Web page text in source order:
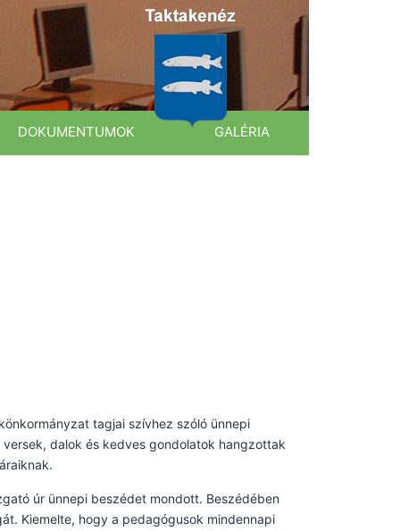
DOKUMENTUMOK GALÉRIA
tagjai szívhez szóló ünnepi
dalok és kedves gondolatok hangzottak
úr ünnepi beszédet mondott. Beszédében
Kiemelte, hogy a pedagógusok mindennapi